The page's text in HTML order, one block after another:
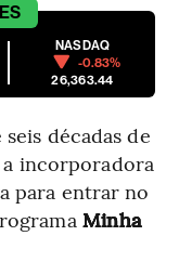
NASDAQ
-0.83%
26,363.44
décadas de
a incorporadora
para entrar no
Minha